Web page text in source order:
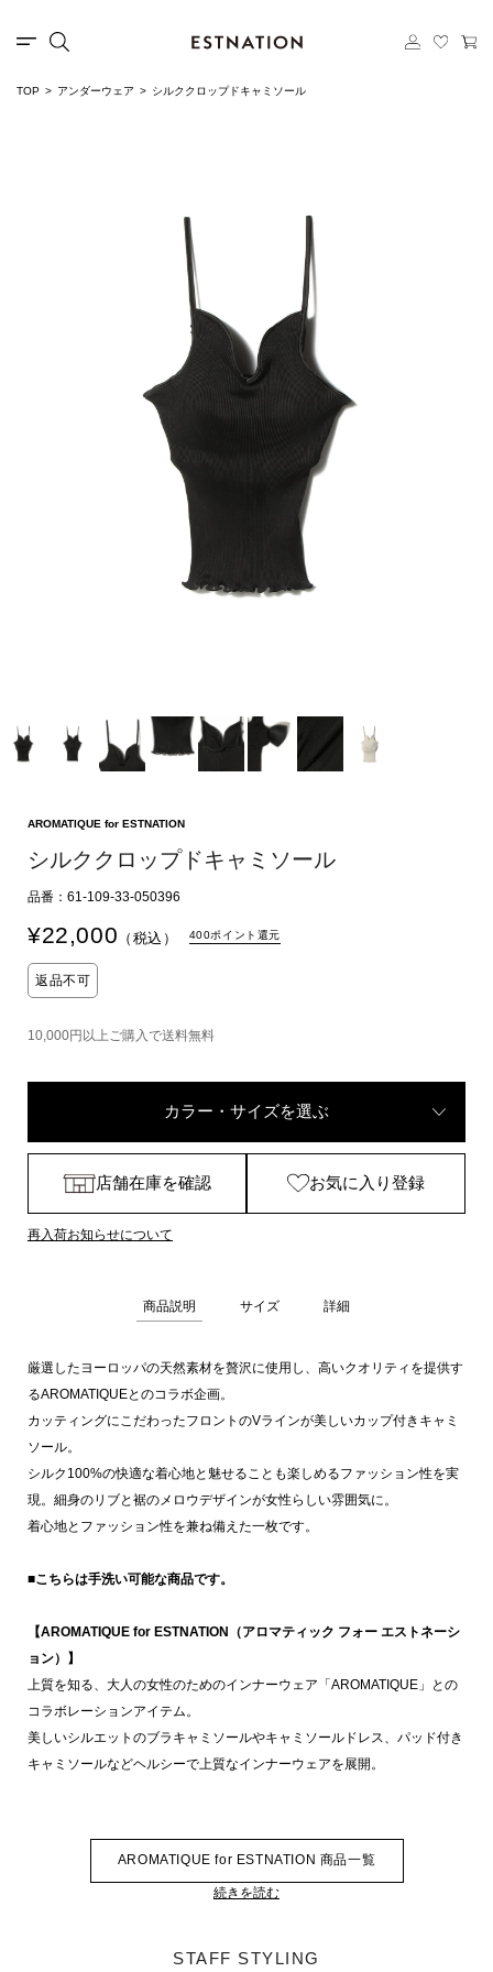
TOP アンダーウェア シルククロップドキャミソール
AROMATIQUE for ESTNATION
シルククロップドキャミソール
品番：61-109-33-050396
¥22,000 （税込） 400ポイント還元
返品不可
10,000円以上ご購入で送料無料
カラー・サイズを選ぶ
店舗在庫を確認 お気に入り登録
再入荷お知らせについて
商品説明 サイズ 詳細
厳選したヨーロッパの天然素材を贅沢に使用し、高いクオリティを提供す
るAROMATIQUEとのコラボ企画。
カッティングにこだわったフロントのVラインが美しいカップ付きキャミ
ソール。
シルク100%の快適な着心地と魅せることも楽しめるファッション性を実
現。細身のリブと裾のメロウデザインが女性らしい雰囲気に。
着心地とファッション性を兼ね備えた一枚です。
■こちらは手洗い可能な商品です。
【AROMATIQUE for ESTNATION（アロマティック フォー エストネーシ
ョン）】
上質を知る、大人の女性のためのインナーウェア「AROMATIQUE」との
コラボレーションアイテム。
美しいシルエットのブラキャミソールやキャミソールドレス、パッド付き
キャミソールなどヘルシーで上質なインナーウェアを展開。
AROMATIQUE for ESTNATION 商品一覧
続きを読む
STAFF STYLING